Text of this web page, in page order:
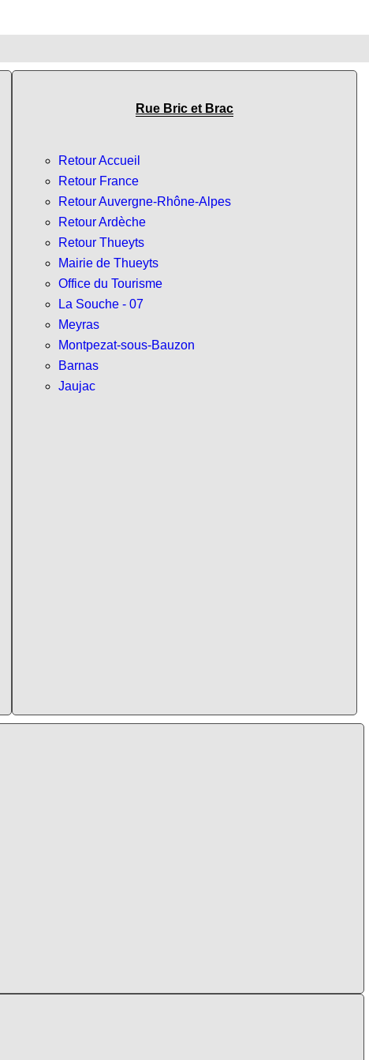
Rue Bric et Brac
Retour Accueil
Retour France
Retour Auvergne-Rhône-Alpes
Retour Ardèche
Retour Thueyts
Mairie de Thueyts
Office du Tourisme
La Souche - 07
Meyras
Montpezat-sous-Bauzon
Barnas
Jaujac